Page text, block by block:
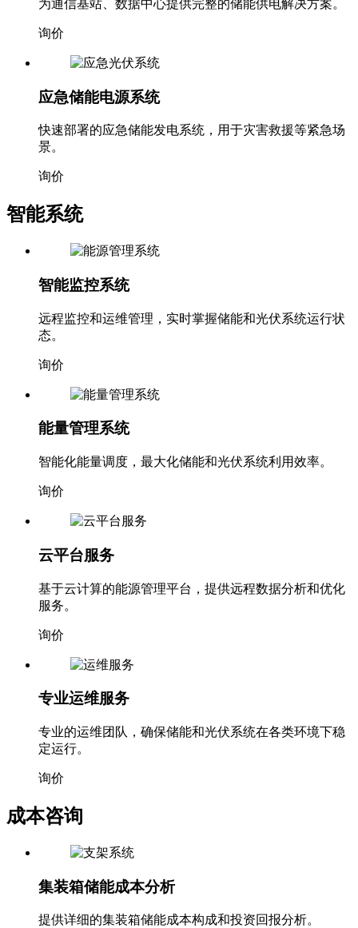
为通信基站、数据中心提供完整的储能供电解决方案。
询价
应急储能电源系统
快速部署的应急储能发电系统，用于灾害救援等紧急场
景。
询价
智能系统
智能监控系统
远程监控和运维管理，实时掌握储能和光伏系统运行状
态。
询价
能量管理系统
智能化能量调度，最大化储能和光伏系统利用效率。
询价
云平台服务
基于云计算的能源管理平台，提供远程数据分析和优化
服务。
询价
专业运维服务
专业的运维团队，确保储能和光伏系统在各类环境下稳
定运行。
询价
成本咨询
集装箱储能成本分析
提供详细的集装箱储能成本构成和投资回报分析。